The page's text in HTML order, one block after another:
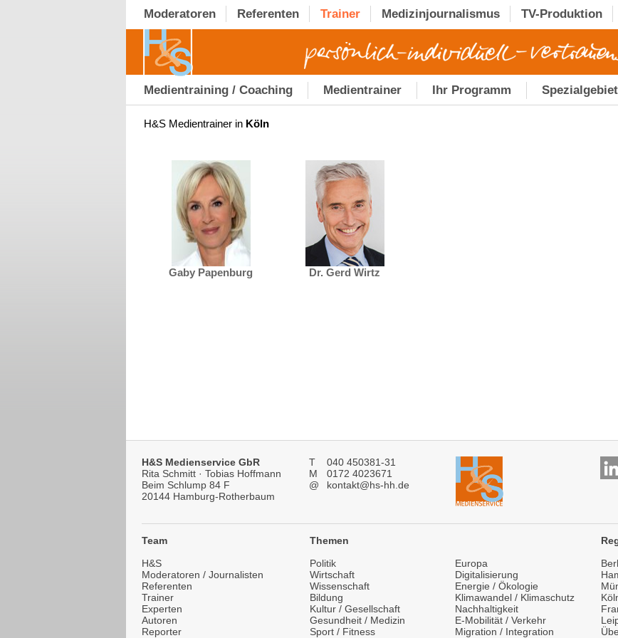
Moderatoren Referenten Trainer Medizinjournalismus TV-Produktion
Medientraining / Coaching Medientrainer Ihr Programm
H&S Medientrainer in Köln
Gaby Papenburg Dr. Gerd Wirtz
H&S Medienservice GbR
Rita Schmitt · Tobias Hoffmann
Beim Schlump 84 F
20144 Hamburg-Rotherbaum
T
040 450381-31
M
0172 4023671
@
kontakt@hs-hh.de
Team
H&S
Moderatoren / Journalisten
Referenten
Trainer
Experten
Autoren
Reporter
Themen
Politik
Wirtschaft
Wissenschaft
Bildung
Kultur / Gesellschaft
Gesundheit / Medizin
Sport / Fitness
Europa
Digitalisierung
Energie / Ökologie
Klimawandel / Klimaschutz
Nachhaltigkeit
E-Mobilität / Verkehr
Migration / Integration